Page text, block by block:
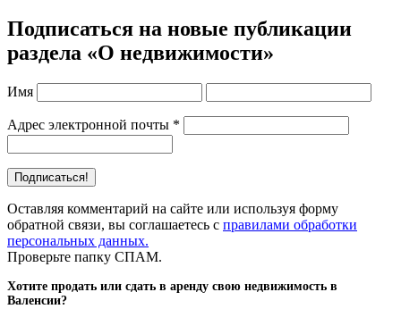
Подписаться на новые публикации
раздела «О недвижимости»
Имя
Адрес электронной почты *
Оставляя комментарий на сайте или используя форму
обратной связи, вы соглашаетесь с правилами обработки
персональных данных.
Проверьте папку СПАМ.
Хотите продать или сдать в аренду свою недвижимость в
Валенсии?